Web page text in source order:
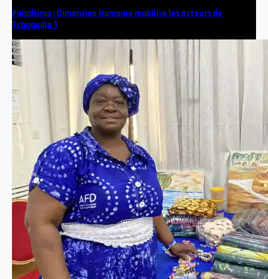
Paludisme : Dimension Humaine mobilise les acteurs de
Tchaoudjo 1